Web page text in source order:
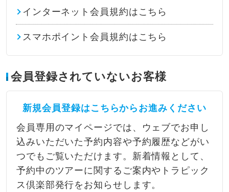
インターネット会員規約はこちら
スマホポイント会員規約はこちら
会員登録されていないお客様
新規会員登録はこちらからお進みください
会員専用のマイページでは、ウェブでお申し
込みいただいた予約内容や予約履歴などがい
つでもご覧いただけます。新着情報として、
予約中のツアーに関するご案内やトラピック
ス倶楽部発行をお知らせします。